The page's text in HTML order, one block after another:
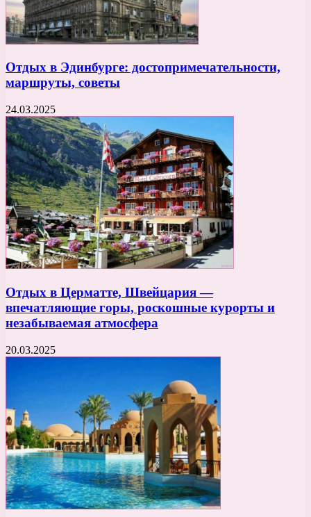
Отдых в Эдинбурге: достопримечательности,
маршруты, советы
24.03.2025
Отдых в Церматте, Швейцария —
впечатляющие горы, роскошные курорты и
незабываемая атмосфера
20.03.2025